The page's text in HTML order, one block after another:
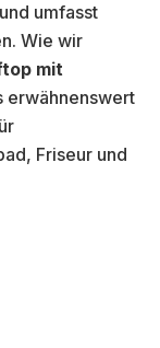
umfasst
Wie wir
mit
erwähnenswert
Friseur und